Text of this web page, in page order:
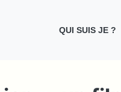
QUI SUIS JE ?